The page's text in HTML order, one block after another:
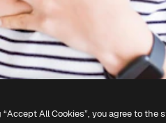
All Cookies”, you agree to